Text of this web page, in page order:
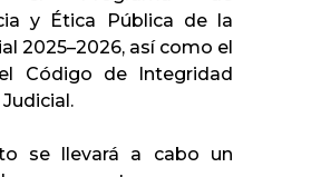
y Ética Pública de la
2025–2026, así como el
Código de Integridad
se llevará a cabo un